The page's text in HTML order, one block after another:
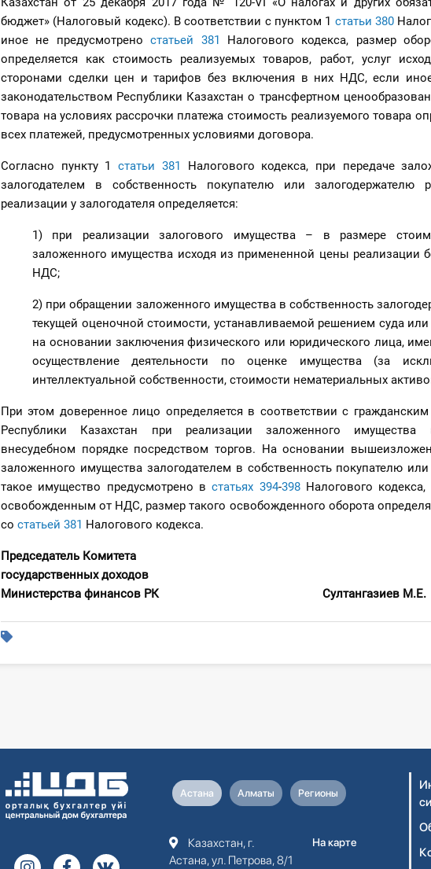
бюджет» (Налоговый кодекс). В соответствии с пунктом 1 статьи 380
иное не предусмотреностатьей 381
Налогового кодекса, размер
определяется как стоимость реализуемых товаров, работ, услуг
сторонами сделки цен и тарифов без включения в них НДС, если
законодательством Республики Казахстан о трансфертном
товара на условиях рассрочки платежа стоимость реализуемого товара
всех платежей, предусмотренных условиями договора.
Согласно пункту 1статьи 381
Налогового кодекса, при передаче
залогодателем в собственность покупателю или залогодержателю
реализации у залогодателя определяется:
1) при реализации залогового имущества – в размере
заложенного имущества исходя из примененной цены реализации
НДС;
2) при обращении заложенного имущества в собственность
текущей оценочной стоимости, устанавливаемой решением суда
на основании заключения физического или юридического лица,
осуществление деятельности по оценке имущества (за
интеллектуальной собственности, стоимости нематериальных
При этом доверенное лицо определяется в соответствии с гражданским
Республики Казахстан при реализации заложенного имущества
внесудебном порядке посредством торгов. На основании
заложенного имущества залогодателем в собственность покупателю
такое имущество предусмотрено встатьях 394-398 Налогового
освобожденным от НДС, размер такого освобожденного оборота
со статьей 381 Налогового кодекса.
Председатель Комитета
государственных доходов
Министерства финансов РК Султангазиев М.Е.
Астана Алматы Регионы
Казахстан, г.
Астана, ул. Петрова, 8/1
На карте